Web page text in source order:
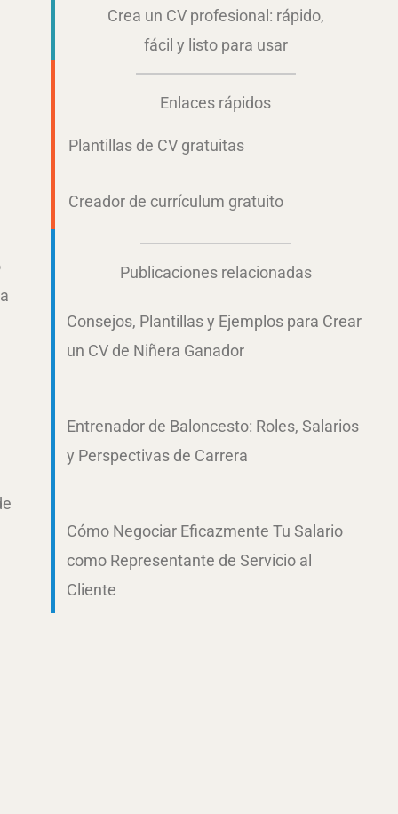
Crea un CV profesional: rápido,
fácil y listo para usar
Enlaces rápidos
Plantillas de CV gratuitas
Creador de currículum gratuito
Publicaciones relacionadas
Consejos, Plantillas y Ejemplos para Crear
un CV de Niñera Ganador
Entrenador de Baloncesto: Roles, Salarios
y Perspectivas de Carrera
Cómo Negociar Eficazmente Tu Salario
como Representante de Servicio al
Cliente